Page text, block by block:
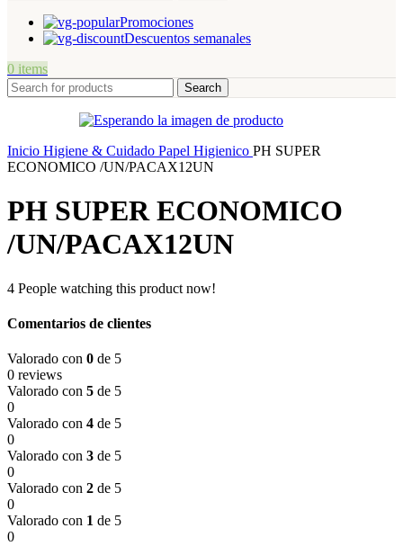
Promociones
Descuentos semanales
0 items
Search
Inicio Higiene & Cuidado Papel Higienico PH SUPER
ECONOMICO /UN/PACAX12UN
PH SUPER ECONOMICO
/UN/PACAX12UN
4 People watching this product now!
Comentarios de clientes
Valorado con 0 de 5
0 reviews
Valorado con 5 de 5
0
Valorado con 4 de 5
0
Valorado con 3 de 5
0
Valorado con 2 de 5
0
Valorado con 1 de 5
0